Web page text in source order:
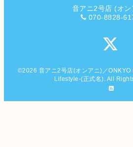
音アニ2号店 (オン
070-8828-
©2026 音アニ2号店(オンアニ)／
Lifestyle-(正式名). All